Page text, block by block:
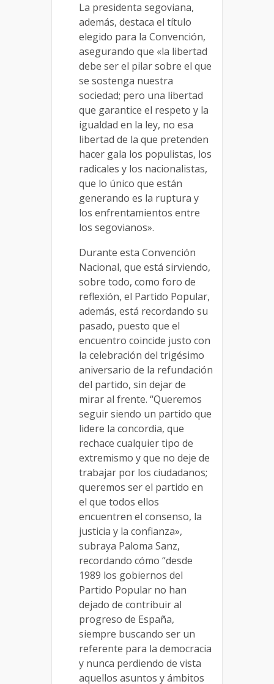
La presidenta segoviana,
además, destaca el título
elegido para la Convención,
asegurando que «la libertad
debe ser el pilar sobre el que
se sostenga nuestra
sociedad; pero una libertad
que garantice el respeto y la
igualdad en la ley, no esa
libertad de la que pretenden
hacer gala los populistas, los
radicales y los nacionalistas,
que lo único que están
generando es la ruptura y
los enfrentamientos entre
los segovianos».
Durante esta Convención
Nacional, que está sirviendo,
sobre todo, como foro de
reflexión, el Partido Popular,
además, está recordando su
pasado, puesto que el
encuentro coincide justo con
la celebración del trigésimo
aniversario de la refundación
del partido, sin dejar de
mirar al frente. “Queremos
seguir siendo un partido que
lidere la concordia, que
rechace cualquier tipo de
extremismo y que no deje de
trabajar por los ciudadanos;
queremos ser el partido en
el que todos ellos
encuentren el consenso, la
justicia y la confianza»,
subraya Paloma Sanz,
recordando cómo “desde
1989 los gobiernos del
Partido Popular no han
dejado de contribuir al
progreso de España,
siempre buscando ser un
referente para la democracia
y nunca perdiendo de vista
aquellos asuntos y ámbitos